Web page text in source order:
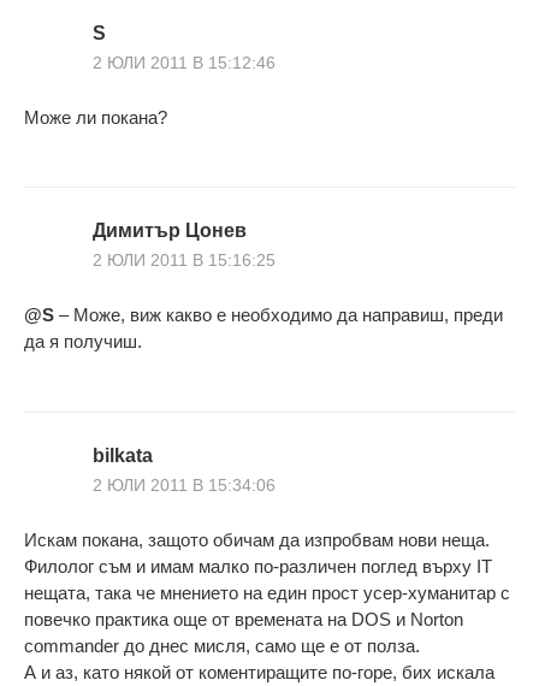
S
2 ЮЛИ 2011 В 15:12:46
Може ли покана?
Димитър Цонев
2 ЮЛИ 2011 В 15:16:25
@S – Може, виж какво е необходимо да направиш, преди
да я получиш.
bilkata
2 ЮЛИ 2011 В 15:34:06
Искам покана, защото обичам да изпробвам нови неща.
Филолог съм и имам малко по-различен поглед върху IT
нещата, така че мнението на един прост усер-хуманитар с
повечко практика още от времената на DOS и Norton
commander до днес мисля, само ще е от полза.
А и аз, като някой от коментиращите по-горе, бих искала